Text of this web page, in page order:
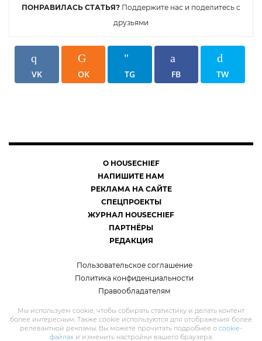
ПОНРАВИЛАСЬ СТАТЬЯ? Поддержите нас и поделитесь с
друзьями
VK OK TG FB TW
О HOUSECHIEF
НАПИШИТЕ НАМ
РЕКЛАМА НА САЙТЕ
СПЕЦПРОЕКТЫ
ЖУРНАЛ HOUSECHIEF
ПАРТНЁРЫ
РЕДАКЦИЯ
Пользовательское соглашение
Политика конфиденциальности
Правообладателям
Мы используем cookie, чтобы собирать статистику и делать контент
более интересным. Также cookie используются для отображения более
релевантной рекламы. Вы можете прочитать подробнее о cookie-
файлахи изменить настройки вашего браузера.